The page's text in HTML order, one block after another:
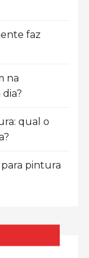
faz
na
qual o
pintura